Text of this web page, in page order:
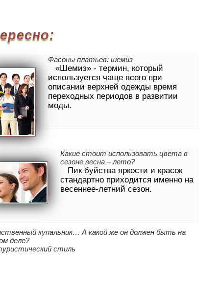
Фасоны платьев: шемиз
«Шемиз» - термин, который
используется чаще всего при
описании верхней одежды время
переходных периодов в развитии
моды.
Какие стоит использовать цвета в
сезоне весна – лето?
Пик буйства яркости и красок
стандартно приходится именно на
весеннее-летний сезон.
купальник… А какой же он должен быть на
деле?
стиль